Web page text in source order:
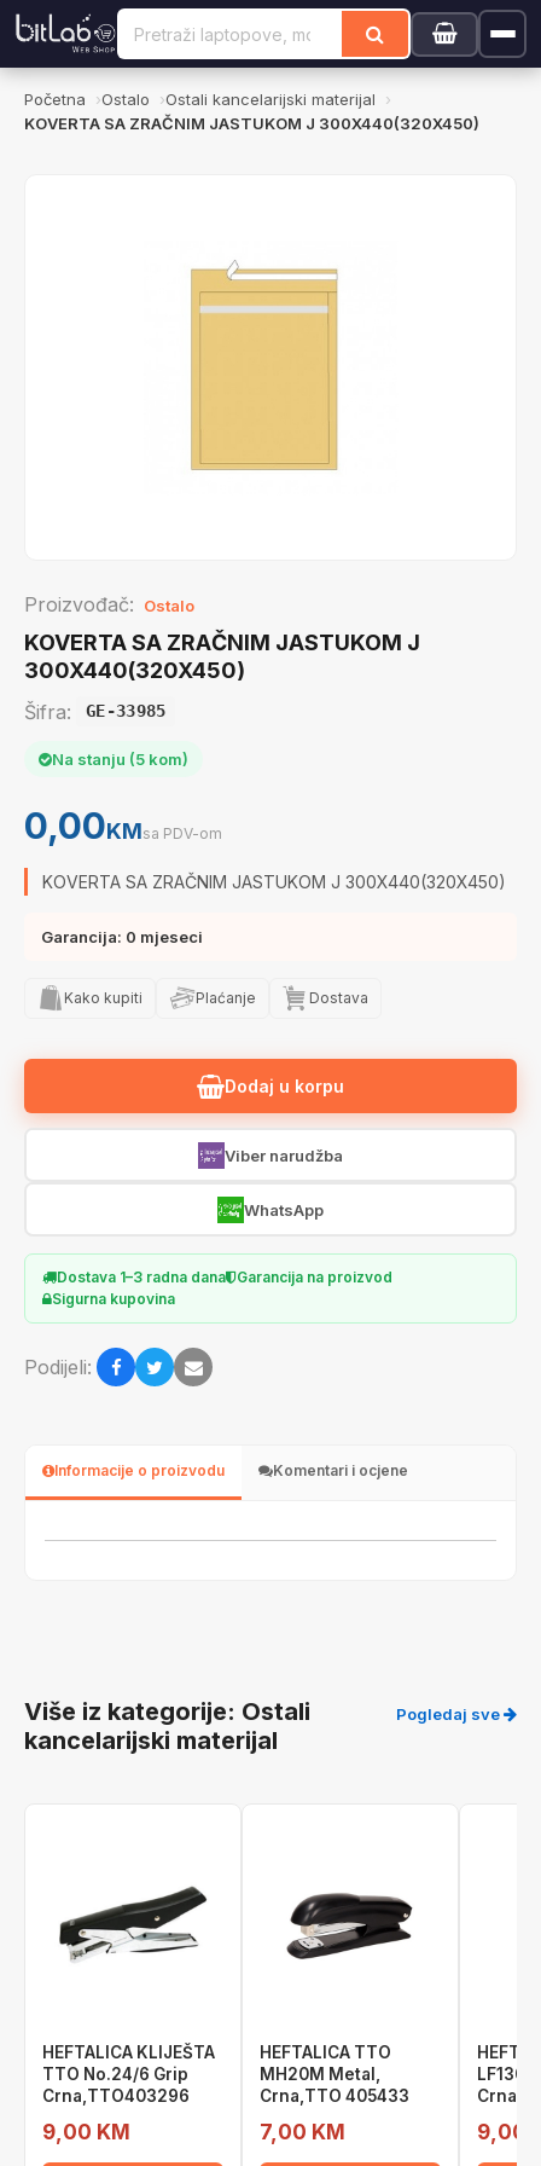
Početna Ostalo
Ostali kancelarijski materijal
KOVERTA SA ZRAČNIM JASTUKOM J 300X440(320X450)
Proizvođač: Ostalo
KOVERTA SA ZRAČNIM JASTUKOM J
300X440(320X450)
Šifra: GE-33985
Na stanju (5 kom)
0,00KMsa PDV-om
KOVERTA SA ZRAČNIM JASTUKOM J 300X440(320X450)
Garancija: 0 mjeseci
Kako kupiti Plaćanje Dostava
Dodaj u korpu
Viber narudžba
WhatsApp
Dostava 1–3 radna dana
Garancija na proizvod
Sigurna kupovina
Podijeli:
Informacije o proizvodu Komentari i ocjene
Više iz kategorije: Ostali
kancelarijski materijal
Pogledaj sve
HEFTALICA KLIJEŠTA
TTO No.24/6 Grip
Crna,TTO403296
9,00 KM
HEFTALICA TTO
MH20M Metal,
Crna,TTO 405433
7,00 KM
LF130
9,00